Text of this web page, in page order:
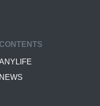
CONTENTS
NEWS